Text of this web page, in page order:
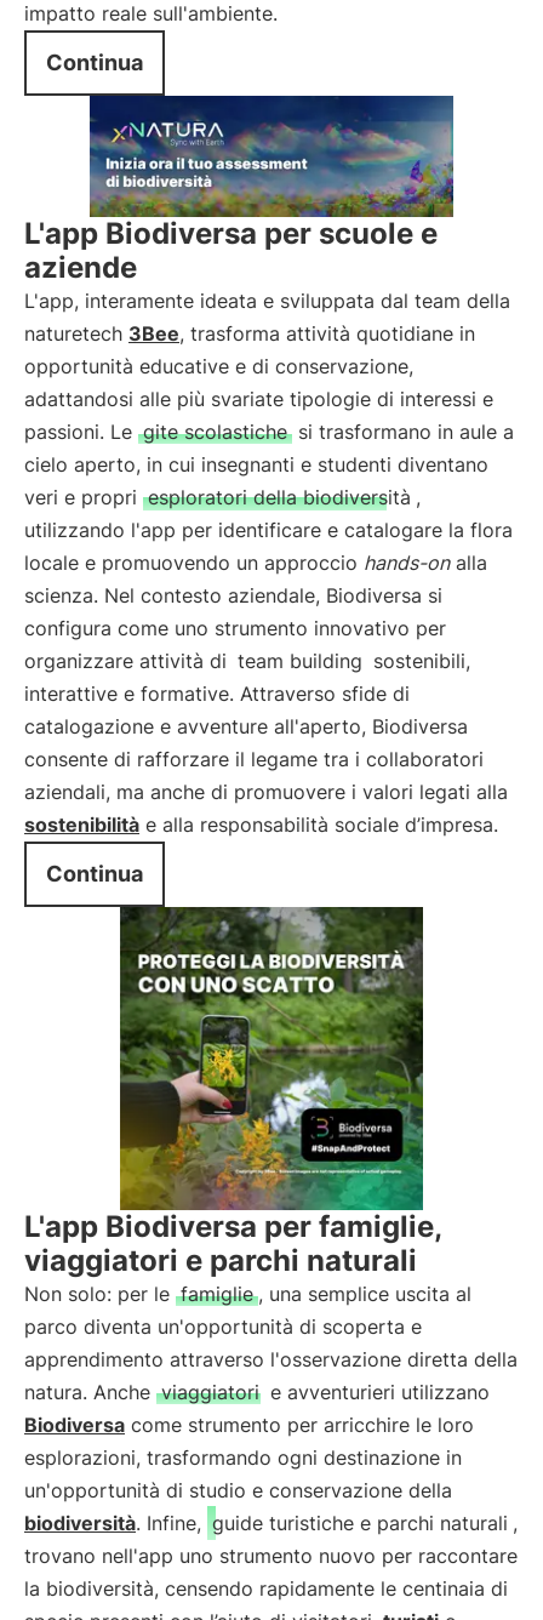
impatto reale sull'ambiente.
Continua
L'app Biodiversa per scuole e
aziende
L'app, interamente ideata e sviluppata dal team della
naturetech 3Bee, trasforma attività quotidiane in
opportunità educative e di conservazione,
adattandosi alle più svariate tipologie di interessi e
passioni. Le gite scolastiche si trasformano in aule a
cielo aperto, in cui insegnanti e studenti diventano
veri e propri esploratori della biodiversità ,
utilizzando l'app per identificare e catalogare la flora
locale e promuovendo un approccio hands-onalla
scienza. Nel contesto aziendale, Biodiversa si
configura come uno strumento innovativo per
organizzare attività di team building sostenibili,
interattive e formative. Attraverso sfide di
catalogazione e avventure all'aperto, Biodiversa
consente di rafforzare il legame tra i collaboratori
aziendali, ma anche di promuovere i valori legati alla
sostenibilità e alla responsabilità sociale d’impresa.
Continua
L'app Biodiversa per famiglie,
viaggiatori e parchi naturali
Non solo: per le famiglie , una semplice uscita al
parco diventa un'opportunità di scoperta e
apprendimento attraverso l'osservazione diretta della
natura. Anche viaggiatori e avventurieri utilizzano
Biodiversa come strumento per arricchire le loro
esplorazioni, trasformando ogni destinazione in
un'opportunità di studio e conservazione della
biodiversità. Infine, guide turistiche e parchi naturali ,
trovano nell'app uno strumento nuovo per raccontare
la biodiversità, censendo rapidamente le centinaia di